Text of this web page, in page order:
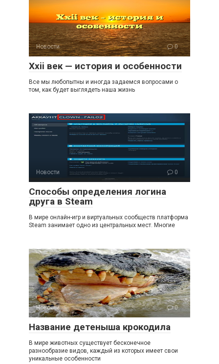
Новости 0
Xxii век — история и особенности
Все мы любопытны и иногда задаемся вопросами о
том, как будет выглядеть наша жизнь
Новости 0
Способы определения логина
друга в Steam
В мире онлайн-игр и виртуальных сообществ платформа
Steam занимает одно из центральных мест. Многие
Новости 0
Название детеныша крокодила
В мире животных существует бесконечное
разнообразие видов, каждый из которых имеет свои
уникальные особенности